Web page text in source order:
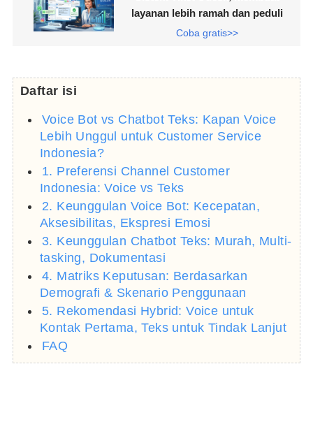
layanan lebih ramah dan peduli
Coba gratis>>
Daftar isi
Voice Bot vs Chatbot Teks: Kapan Voice
Lebih Unggul untuk Customer Service
Indonesia?
1. Preferensi Channel Customer
Indonesia: Voice vs Teks
2. Keunggulan Voice Bot: Kecepatan,
Aksesibilitas, Ekspresi Emosi
3. Keunggulan Chatbot Teks: Murah, Multi-
tasking, Dokumentasi
4. Matriks Keputusan: Berdasarkan
Demografi & Skenario Penggunaan
5. Rekomendasi Hybrid: Voice untuk
Kontak Pertama, Teks untuk Tindak Lanjut
FAQ